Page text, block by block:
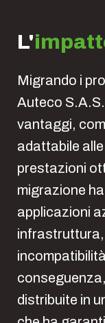
L'
Migrando i
Auteco
vantaggi,
adattabile
prestazioni
migrazione
applicazioni
distribuite in